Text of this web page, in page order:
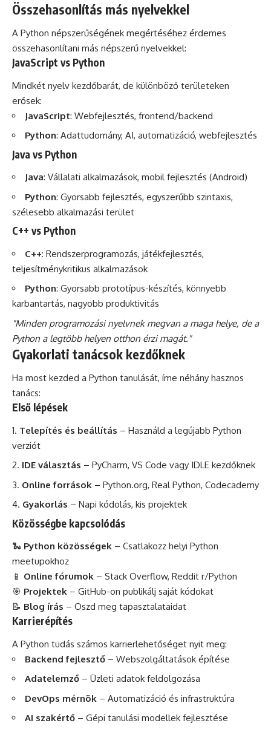
Összehasonlítás más nyelvekkel
A Python népszerűségének megértéséhez érdemes
összehasonlítani más népszerű nyelvekkel:
JavaScript vs Python
Mindkét nyelv kezdőbarát, de különböző területeken
erősek:
JavaScript: Webfejlesztés, frontend/backend
Python: Adattudomány, AI, automatizáció, webfejlesztés
Java vs Python
Java: Vállalati alkalmazások, mobil fejlesztés (Android)
Python: Gyorsabb fejlesztés, egyszerűbb szintaxis,
szélesebb alkalmazási terület
C++ vs Python
C++: Rendszerprogramozás, játékfejlesztés,
teljesítménykritikus alkalmazások
Python: Gyorsabb prototípus-készítés, könnyebb
karbantartás, nagyobb produktivitás
"Minden programozási nyelvnek megvan a maga helye, de a
Python a legtöbb helyen otthon érzi magát."
Gyakorlati tanácsok kezdőknek
Ha most kezded a Python tanulását, íme néhány hasznos
tanács:
Első lépések
Telepítés és beállítás – Használd a legújabb Python
verziót
IDE választás – PyCharm, VS Code vagy IDLE kezdőknek
Online források – Python.org, Real Python, Codecademy
Gyakorlás – Napi kódolás, kis projektek
Közösségbe kapcsolódás
🐍 Python közösségek – Csatlakozz helyi Python
meetupokhoz
📱 Online fórumok – Stack Overflow, Reddit r/Python
🎯 Projektek – GitHub-on publikálj saját kódokat
📝 Blog írás – Oszd meg tapasztalataidat
Karrierépítés
A Python tudás számos karrierlehetőséget nyit meg:
Backend fejlesztő – Webszolgáltatások építése
Adatelemző – Üzleti adatok feldolgozása
DevOps mérnök – Automatizáció és infrastruktúra
AI szakértő – Gépi tanulási modellek fejlesztése